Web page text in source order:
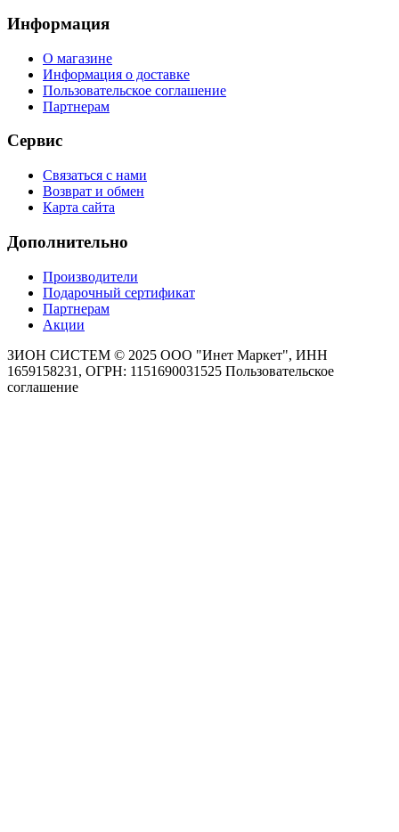
Информация
О магазине
Информация о доставке
Пользовательское соглашение
Партнерам
Сервис
Связаться с нами
Возврат и обмен
Карта сайта
Дополнительно
Производители
Подарочный сертификат
Партнерам
Акции
ЗИОН СИСТЕМ © 2025 ООО "Инет Маркет", ИНН
1659158231, ОГРН: 1151690031525 Пользовательское
соглашение